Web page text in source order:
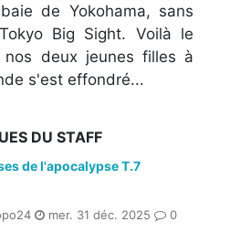
de Yokohama, sans
Big Sight. Voilà le
deux jeunes filles à
s'est effondré...
DU STAFF
de l'apocalypse T.7
mer. 31 déc. 2025
0